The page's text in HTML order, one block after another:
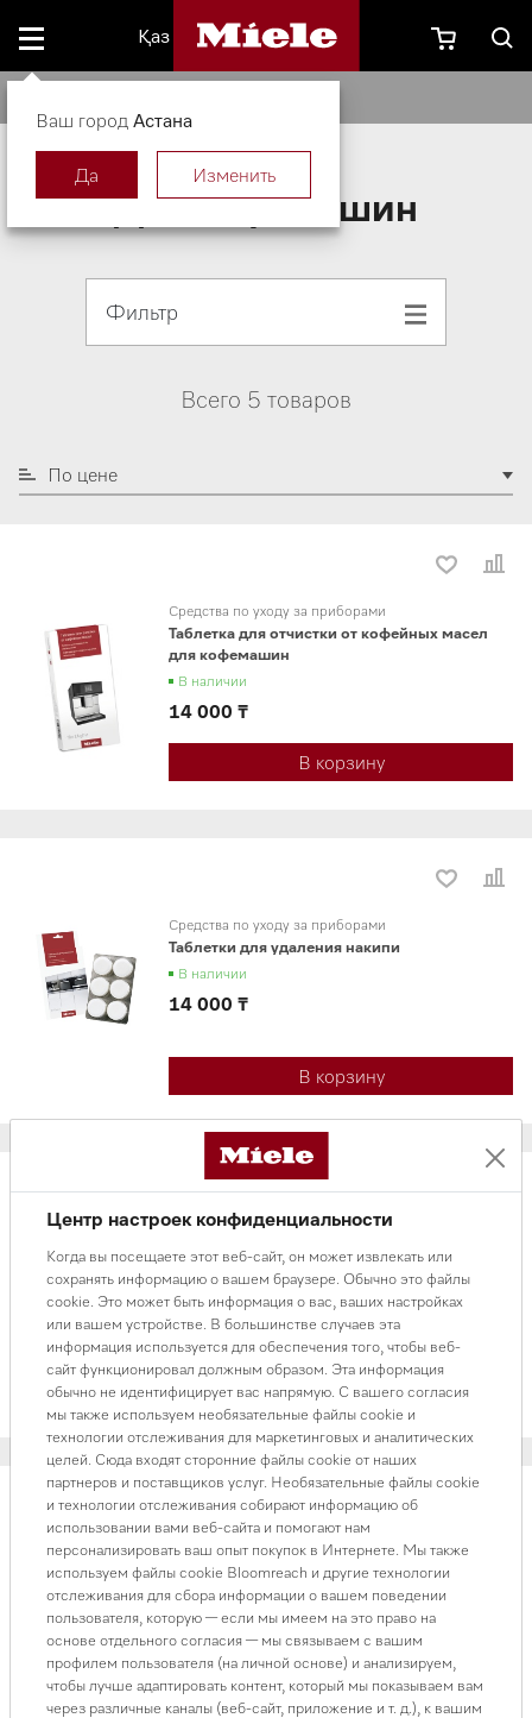
Қаз
Для кофемашин
Фильтр
Всего 5 товаров
По цене
Средства по уходу за приборами
Таблетка для отчистки от кофейных масел
для кофемашин
14 000 ₸
В наличии
В корзину
Средства по уходу за приборами
Таблетки для удаления накипи
14 000 ₸
В наличии
В корзину
Средство для чистки трубок подачи молока
(100 шт.)
32 000 ₸
В наличии
В корзину
Для кофемашин
Картридж для очистки кофемашин CVA
AutoCleaner
66 000 ₸
В наличии
В корзину
Центр настроек конфиденциальности
Когда вы посещаете этот веб-сайт, он может извлекать или
сохранять информацию о вашем браузере. Обычно это файлы
cookie. Это может быть информация о вас, ваших настройках
или вашем устройстве. В большинстве случаев эта
информация используется для обеспечения того, чтобы веб-
сайт функционировал должным образом. Эта информация
обычно не идентифицирует вас напрямую. С вашего согласия
мы также используем необязательные файлы cookie и
технологии отслеживания для маркетинговых и аналитических
целей. Сюда входят сторонние файлы cookie от наших
партнеров и поставщиков услуг. Необязательные файлы cookie
и технологии отслеживания собирают информацию об
использовании вами веб-сайта и помогают нам
персонализировать ваш опыт покупок в Интернете. Мы также
используем файлы cookie Bloomreach и другие технологии
отслеживания для сбора информации о вашем поведении
пользователя, которую — если мы имеем на это право на
основе отдельного согласия — мы связываем с вашим
профилем пользователя (на личной основе) и анализируем,
чтобы лучше адаптировать контент, который мы показываем вам
через различные каналы (веб-сайт, приложение и т. д.), к вашим
Ваш город Астана
Да Изменить